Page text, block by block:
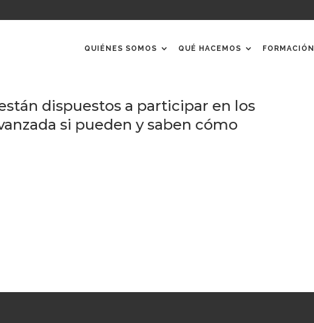
QUIÉNES SOMOS QUÉ HACEMOS FORMACIÓN
dispuestos a participar en los
si pueden y saben cómo